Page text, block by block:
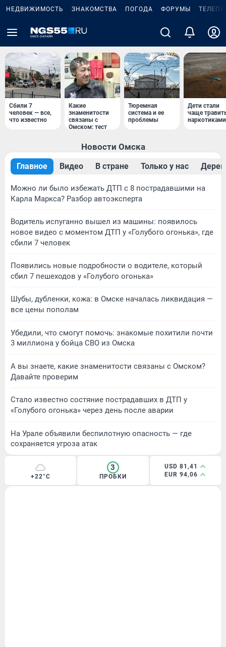
НЕДВИЖИМОСТЬ ЗНАКОМСТВА ПОГОДА ФОРУМЫ
Сбили 7
человек — все,
что известно
Какие
знаменитости
связаны с
Омском: тест
Тюремная
система и ее
проблемы
Дети стали
чаще
наркотиками
Новости Омска
Главное Видео В стране Только у нас
Можно ли было избежать ДТП с 8 пострадавшими на
Карла Маркса? Разбор автоэксперта
Водитель испуганно вышел из машины: появилось
новое видео с моментом ДТП у «Голубого огонька», где
сбили 7 человек
Появились новые подробности о водителе, который
сбил 7 пешеходов у «Голубого огонька»
Шубы, дубленки, кожа: в Омске началась ликвидация —
все цены пополам
Убедили, что смогут помочь: знакомые похитили почти
3 миллиона у бойца СВО из Омска
А вы знаете, какие знаменитости связаны с Омском?
Давайте проверим
Стало известно состяние пострадавших в ДТП у
«Голубого огонька» через день после аварии
На Урале объявили беспилотную опасность — где
сохраняется угроза атак
+22°C
3
ПРОБКИ
USD 81,41
EUR 94,06